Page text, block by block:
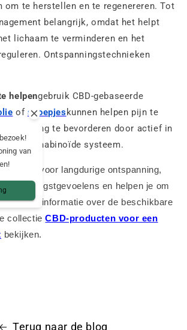
om te herstellen en te regenereren. Tot
belangrijk, omdat het helpt
lichaam te verminderen en het
Ontspanningstechnieken
helpengebruik CBD-gebaseerde
of snoepjeskunnen helpen pijn te
te bevorderen door actief in
systeem.
zorgen voor langdurige ontspanning,
angstgevoelens en helpen je om
meer informatie over de beschikbare
collectieCBD-producten voor een
bekijken.
Terug naar de blog
van